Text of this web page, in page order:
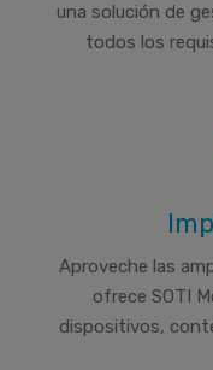
una solución de
todos los
Aproveche las
ofrece SOTI
dispositivos,